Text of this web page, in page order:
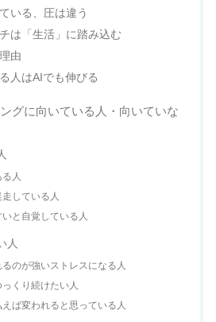
いる、圧は違う
は「生活」に踏み込む
由
人はAIでも伸びる
グに向いている人・向いていな
人
している人
と自覚している人
人
のが強いストレスになる人
くり続けたい人
ば変われると思っている人